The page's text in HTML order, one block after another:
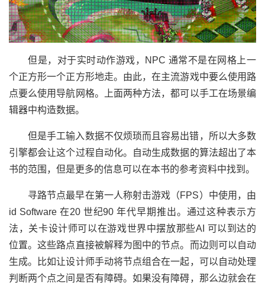
但是，对于实时动作游戏，NPC 通常不是在网格上一
个正方形一个正方形地走。由此，在主流游戏中要么使用路
点要么使用导航网格。上面两种方法，都可以手工在场景编
辑器中构造数据。
但是手工输入数据不仅烦琐而且容易出错，所以大多数
引擎都会让这个过程自动化。自动生成数据的算法超出了本
书的范围，但是更多的信息可以在本书的参考资料中找到。
寻路节点最早在第一人称射击游戏（FPS）中使用，由
id Software 在20 世纪90 年代早期推出。通过这种表示方
法，关卡设计师可以在游戏世界中摆放那些AI 可以到达的
位置。这些路点直接被解释为图中的节点。而边则可以自动
生成。比如让设计师手动将节点组合在一起，可以自动处理
判断两个点之间是否有障碍。如果没有障碍，那么边就会在